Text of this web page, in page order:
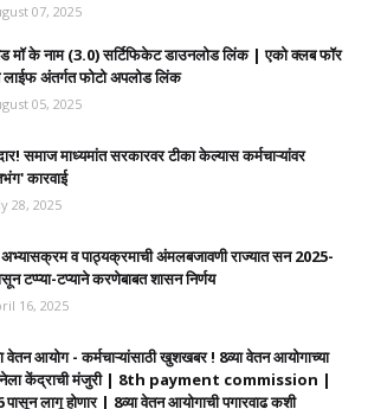
07, 2025
मॉ के नाम (3.0) सर्टिफिकेट डाउनलोड लिंक | एको क्लब फॉर
लाईफ अंतर्गत फोटो अपलोड लिंक
05, 2025
समाज माध्यमांत सरकारवर टीका केल्यास कर्मचाऱ्यांवर
कारवाई
28, 2025
अभ्यासक्रम व पाठ्यक्रमाची अंमलबजावणी राज्यात सन 2025-
टप्प्या-टप्याने करणेबाबत शासन निर्णय
16, 2025
आयोग - कर्मचाऱ्यांसाठी खुशखबर ! 8व्या वेतन आयोगाच्या
केंद्राची मंजुरी | 8th payment commission |
पासून लागू होणार | 8व्या वेतन आयोगाची पगारवाढ कशी